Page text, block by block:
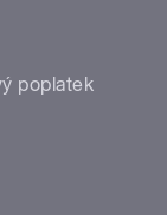
poplatek